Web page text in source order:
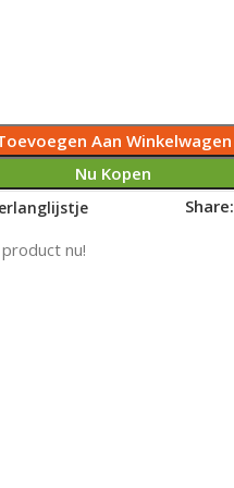
Aan Winkelwagen
Nu Kopen
Share:
nu!